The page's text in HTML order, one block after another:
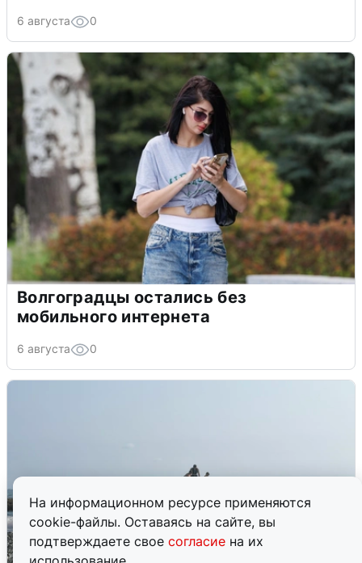
На информационном ресурсе применяются
cookie-файлы. Оставаясь на сайте, вы
подтверждаете свое согласие на их
6 августа 0
Волгоградцы остались без
мобильного интернета
6 августа 0